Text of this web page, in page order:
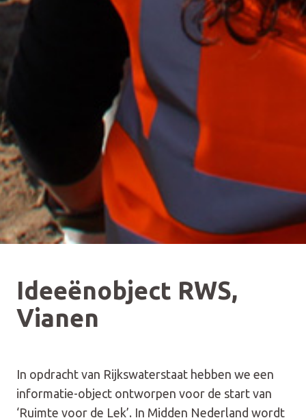
Ideeënobject RWS,
Vianen
In opdracht van Rijkswaterstaat hebben we een
informatie-object ontworpen voor de start van
‘Ruimte voor de Lek’. In Midden Nederland wordt